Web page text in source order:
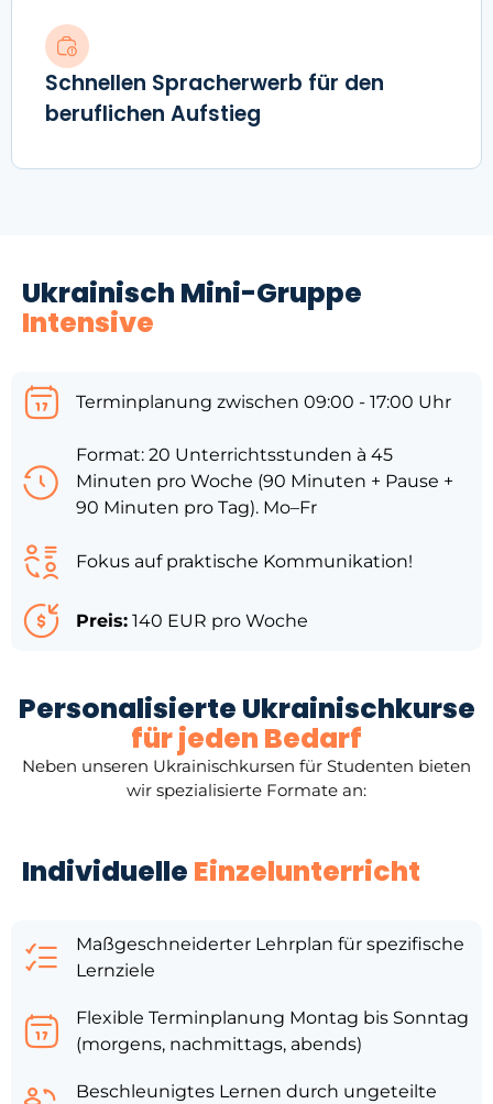
Schnellen Spracherwerb für den
beruflichen Aufstieg
Ukrainisch Mini-Gruppe
Intensive
Terminplanung zwischen 09:00 - 17:00 Uhr
Format: 20 Unterrichtsstunden à 45
Minuten pro Woche (90 Minuten + Pause +
90 Minuten pro Tag). Mo–Fr
Fokus auf praktische Kommunikation!
Preis:140 EUR pro Woche
Personalisierte Ukrainischkurse
für jeden Bedarf
Neben unseren Ukrainischkursen für Studenten bieten
wir spezialisierte Formate an:
Individuelle Einzelunterricht
Maßgeschneiderter Lehrplan für spezifische
Lernziele
Flexible Terminplanung Montag bis Sonntag
(morgens, nachmittags, abends)
Beschleunigtes Lernen durch ungeteilte